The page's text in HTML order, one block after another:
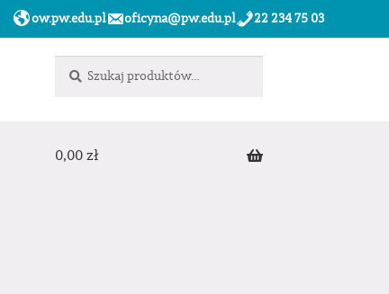
ow.pw.edu.pl oficyna@pw.edu.pl 22 234 75 03
0,00 zł